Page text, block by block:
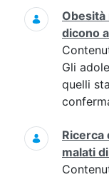
Obesità
dicono
Gli
quelli
Ricerca
malati